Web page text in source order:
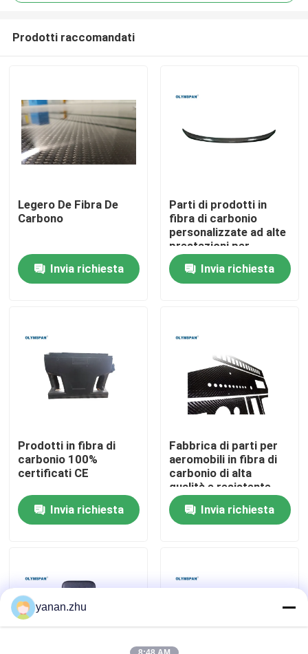
Casa.
Video
Su di noi
Controllo della qualità
Contattaci
Casi
Prodotti raccomandati
Legero De Fibra De
Carbono
Invia richiesta
Parti di prodotti in
fibra di carbonio
personalizzate ad alte
prestazioni per
l'industria medica e
automobilistica
Invia richiesta
Prodotti in fibra di
carbonio 100%
certificati CE
Invia richiesta
Fabbrica di parti per
aeromobili in fibra di
carbonio di alta
qualità e resistente
Invia richiesta
yanan.zhu